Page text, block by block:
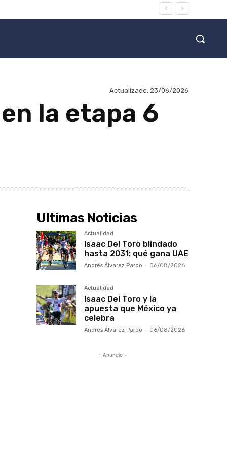
Actualizado: 23/06/2026
la etapa 6
Ultimas Noticias
Actualidad
Isaac Del Toro blindado
hasta 2031: qué gana UAE
Andrés Álvarez Pardo - 06/08/2026
Actualidad
Isaac Del Toro y la
apuesta que México ya
celebra
Andrés Álvarez Pardo - 06/08/2026
- Anuncio -